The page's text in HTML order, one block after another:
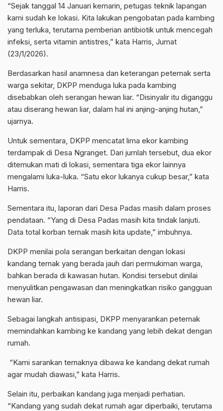
“Sejak tanggal 14 Januari kemarin, petugas teknik lapangan
kami sudah ke lokasi. Kita lakukan pengobatan pada kambing
yang terluka, terutama pemberian antibiotik untuk mencegah
infeksi, serta vitamin antistres,” kata Harris, Jumat
(23/1/2026).
Berdasarkan hasil anamnesa dan keterangan peternak serta
warga sekitar, DKPP menduga luka pada kambing
disebabkan oleh serangan hewan liar. “Disinyalir itu diganggu
atau diserang hewan liar, dalam hal ini anjing-anjing hutan,”
ujarnya.
Untuk sementara, DKPP mencatat lima ekor kambing
terdampak di Desa Ngranget. Dari jumlah tersebut, dua ekor
ditemukan mati di lokasi, sementara tiga ekor lainnya
mengalami luka-luka. “Satu ekor lukanya cukup besar,” kata
Harris.
Sementara itu, laporan dari Desa Padas masih dalam proses
pendataan. “Yang di Desa Padas masih kita tindak lanjuti.
Data total korban ternak masih kita update,” imbuhnya.
DKPP menilai pola serangan berkaitan dengan lokasi
kandang ternak yang berada jauh dari permukiman warga,
bahkan berada di kawasan hutan. Kondisi tersebut dinilai
menyulitkan pengawasan dan meningkatkan risiko gangguan
hewan liar.
Sebagai langkah antisipasi, DKPP menyarankan peternak
memindahkan kambing ke kandang yang lebih dekat dengan
rumah.
“Kami sarankan ternaknya dibawa ke kandang dekat rumah
agar mudah diawasi,” kata Harris.
Selain itu, perbaikan kandang juga menjadi perhatian.
“Kandang yang sudah dekat rumah agar diperbaiki, terutama